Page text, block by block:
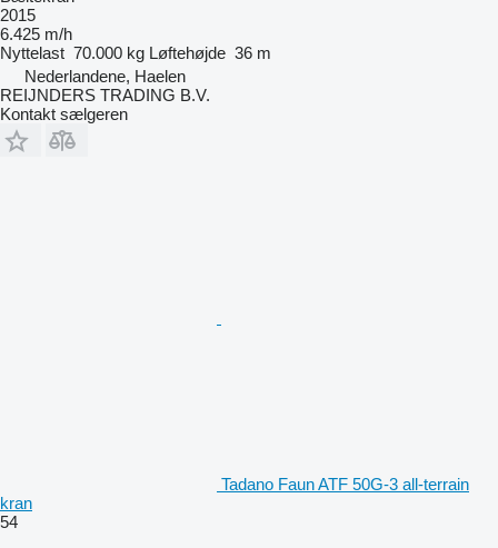
2015
6.425 m/h
Nyttelast 70.000 kg Løftehøjde 36 m
Nederlandene, Haelen
REIJNDERS TRADING B.V.
Kontakt sælgeren
Tadano Faun ATF 50G-3 all-terrain
kran
54